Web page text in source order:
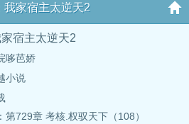
我家宿主太逆天2
宿主太逆天2
哆芭娇
小说
第729章 考核.权驭天下（108）